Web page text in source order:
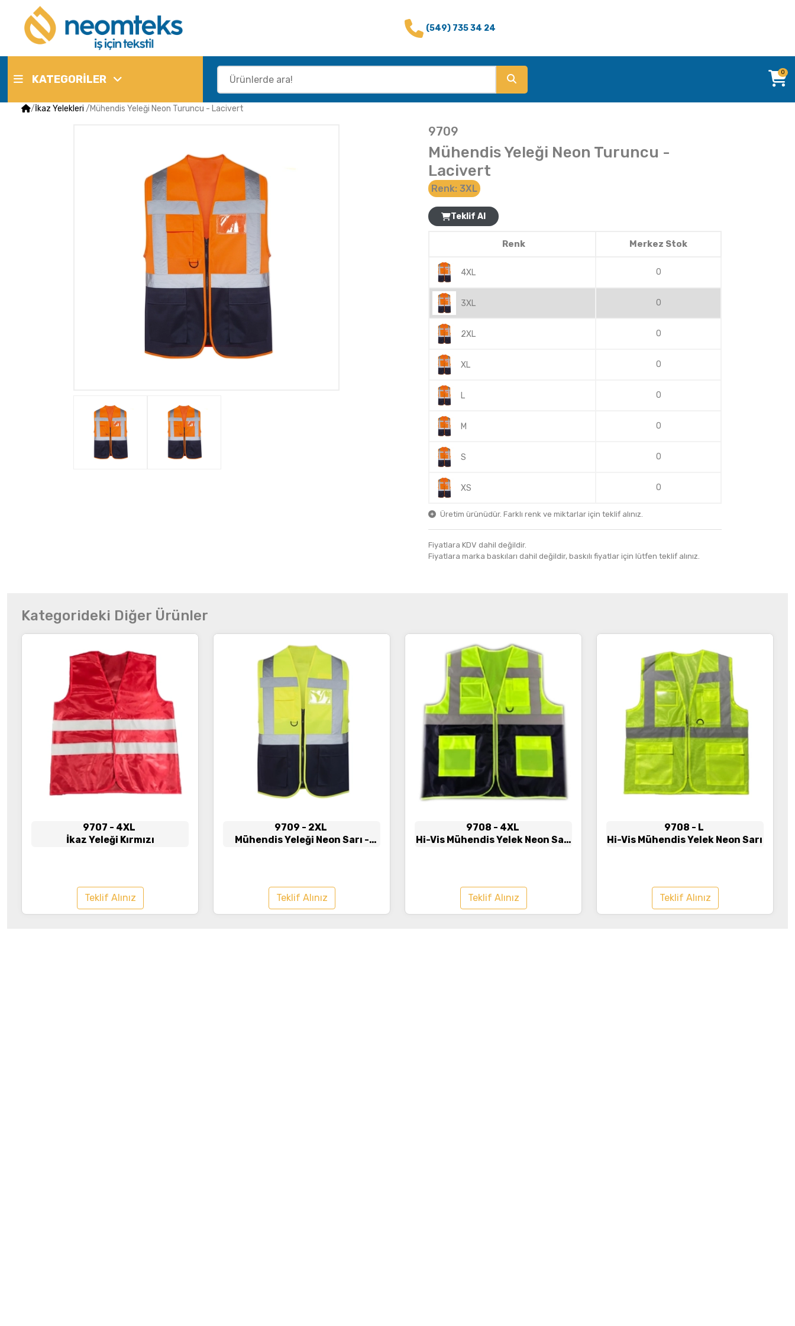
(549) 735 34 24
KATEGORİLER
0
/İkaz Yelekleri /Mühendis Yeleği Neon Turuncu - Lacivert
9709
Mühendis Yeleği Neon Turuncu -
Lacivert
Renk: 3XL
Teklif Al
Renk Merkez Stok
4XL 0
3XL 0
2XL 0
XL 0
L 0
M 0
S 0
XS 0
Üretim ürünüdür. Farklı renk ve miktarlar için teklif alınız.
Fiyatlara KDV dahil değildir.
Fiyatlara marka baskıları dahil değildir, baskılı fiyatlar için lütfen teklif alınız.
Kategorideki Diğer Ürünler
İncele
9707 - 4XL
İkaz Yeleği Kırmızı
Teklif Alınız
İncele
9709 - 2XL
Mühendis Yeleği Neon Sarı -
Teklif Alınız
İncele
9708 - 4XL
Hi-Vis Mühendis Yelek Neon Sarı
Teklif Alınız
İncele
9708 - L
Hi-Vis Mühendis Yelek Neon Sarı
Teklif Alınız